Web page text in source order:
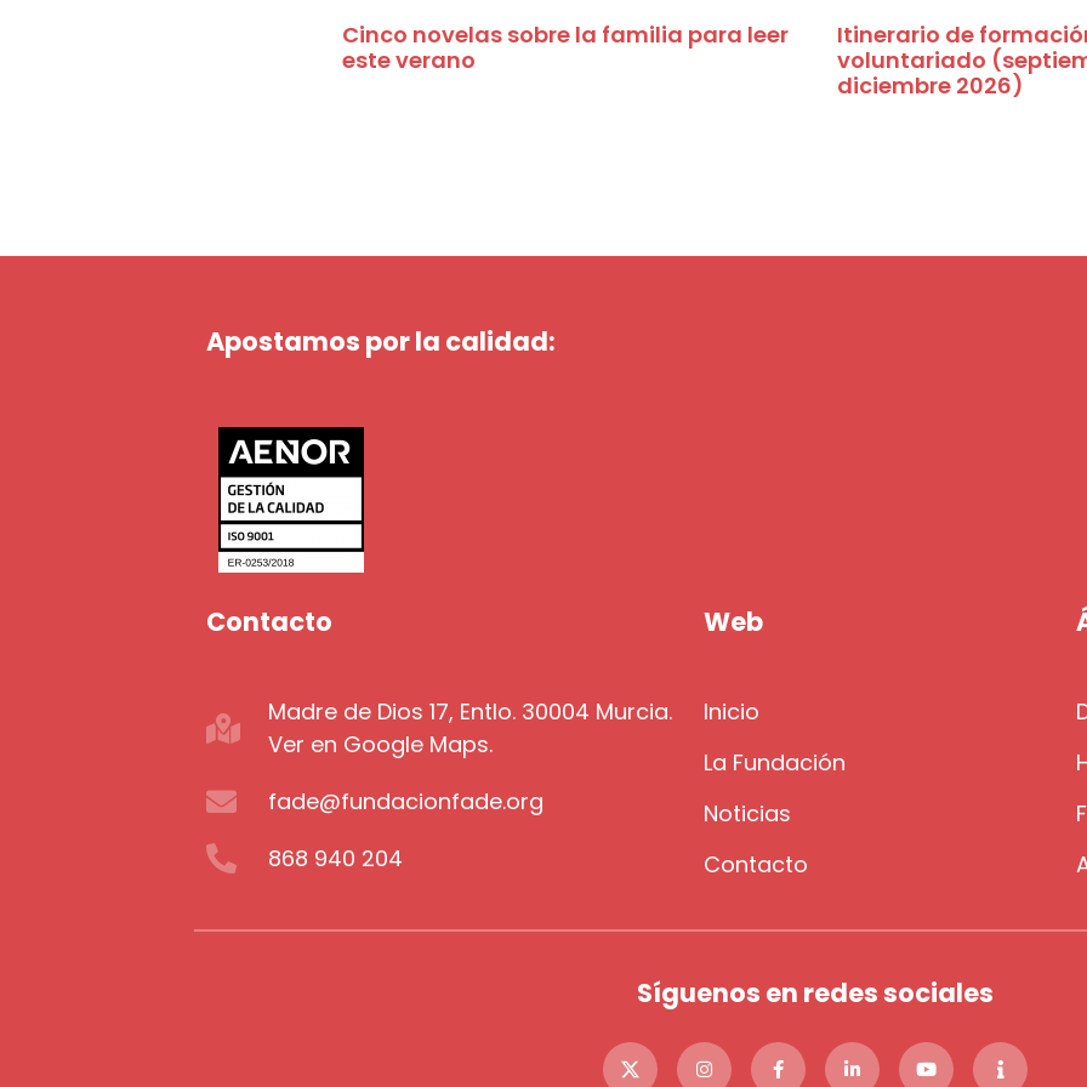
Cinco novelas sobre la familia para leer
este verano
Itinerario de
voluntariado
diciembre 2026)
Apostamos por la calidad:
Contacto
Madre de Dios 17, Entlo. 30004 Murcia.
Ver en Google Maps.
fade@fundacionfade.org
868 940 204
Web
Inicio
La Fundación
Noticias
Contacto
Síguenos en redes sociales